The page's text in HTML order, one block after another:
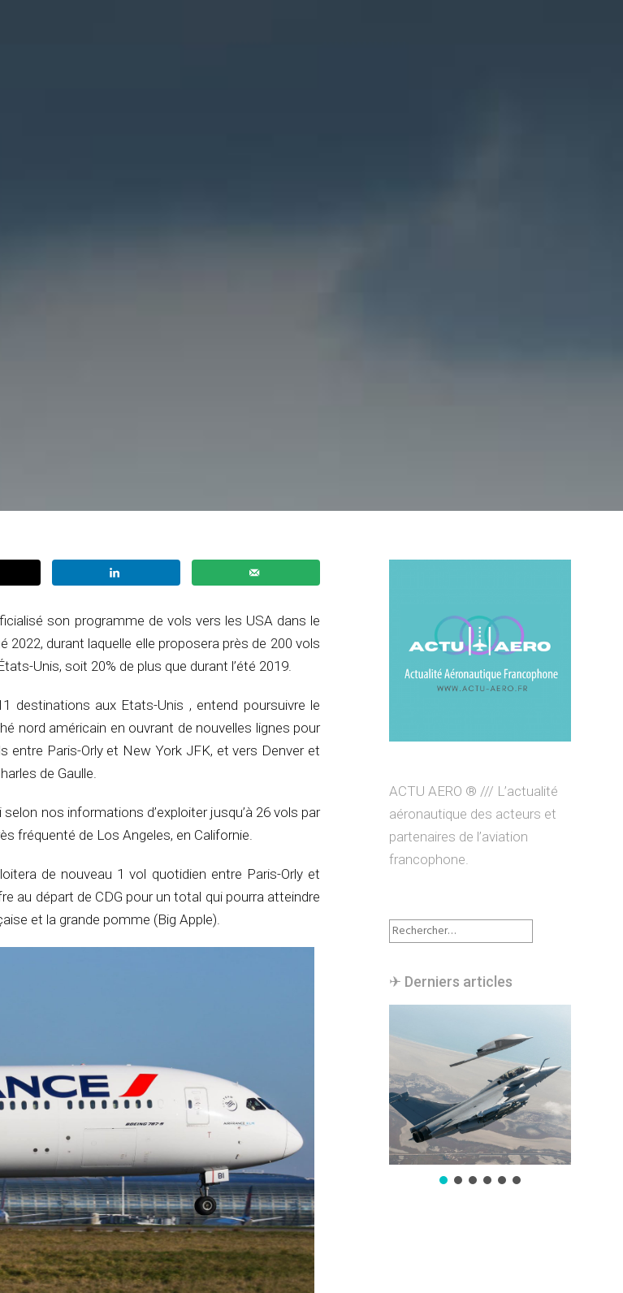
son programme de vols vers les USA dans le
2022, durant laquelle elle proposera près de 200 vols
Unis, soit 20% de plus que durant l’été 2019.
destinations aux Etats-Unis , entend poursuivre le
nord américain en ouvrant de nouvelles lignes pour
entre Paris-Orly et New York JFK, et vers Denver et
de Gaulle.
nos informations d’exploiter jusqu’à 26 vols par
fréquenté de Los Angeles, en Californie.
de nouveau 1 vol quotidien entre Paris-Orly et
au départ de CDG pour un total qui pourra atteindre
et la grande pomme (Big Apple).
ACTU AERO ® /// L’actualité
aéronautique des acteurs et
partenaires de l’aviation
francophone.
Rechercher :
✈︎ Derniers articles